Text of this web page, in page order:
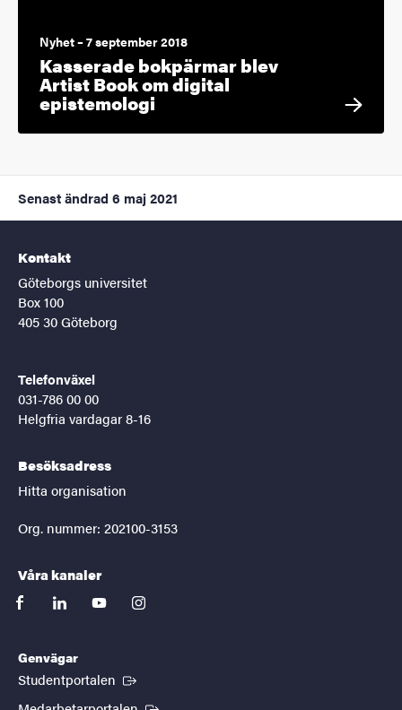
Nyhet – 7 september 2018
Kasserade bokpärmar blev
Artist Book om digital
epistemologi
Senast ändrad 6 maj 2021
Kontakt
Göteborgs universitet
Box 100
405 30 Göteborg
Telefonväxel
031-786 00 00
Helgfria vardagar 8-16
Besöksadress
Hitta organisation
Org. nummer: 202100-3153
Våra kanaler
facebooklinkedinyoutubeinstagram
Genvägar
Studentportalen (Extern länk)